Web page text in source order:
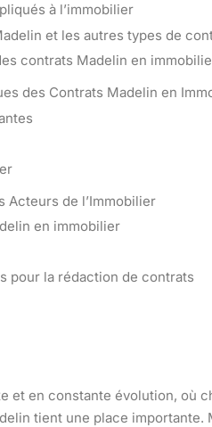
à l’immobilier
et les autres types de
contrats Madelin en
des Contrats Madelin en
Acteurs de l’Immobilier
en immobilier
pour la rédaction de contrats
et en constante évolution, où
tient une place importante.